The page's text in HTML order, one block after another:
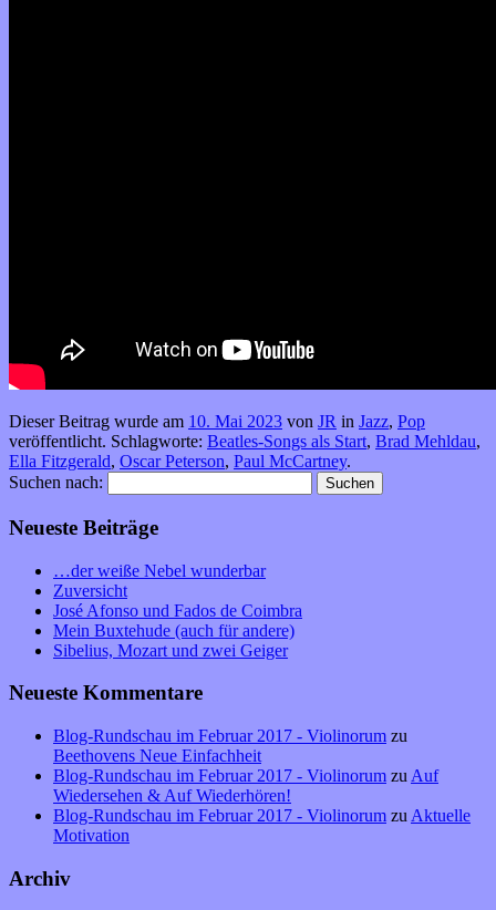
Dieser Beitrag wurde am 10. Mai 2023 von JR in Jazz, Pop
veröffentlicht. Schlagworte: Beatles-Songs als Start, Brad Mehldau,
Ella Fitzgerald, Oscar Peterson, Paul McCartney.
Suchen nach:
Neueste Beiträge
…der weiße Nebel wunderbar
Zuversicht
José Afonso und Fados de Coimbra
Mein Buxtehude (auch für andere)
Sibelius, Mozart und zwei Geiger
Neueste Kommentare
Blog-Rundschau im Februar 2017 - Violinorum zu
Beethovens Neue Einfachheit
Blog-Rundschau im Februar 2017 - Violinorum zu Auf
Wiedersehen & Auf Wiederhören!
Blog-Rundschau im Februar 2017 - Violinorum zu Aktuelle
Motivation
Archiv